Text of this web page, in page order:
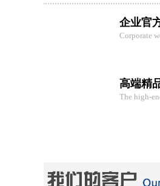
企业官
Corporate
高端精
The high-